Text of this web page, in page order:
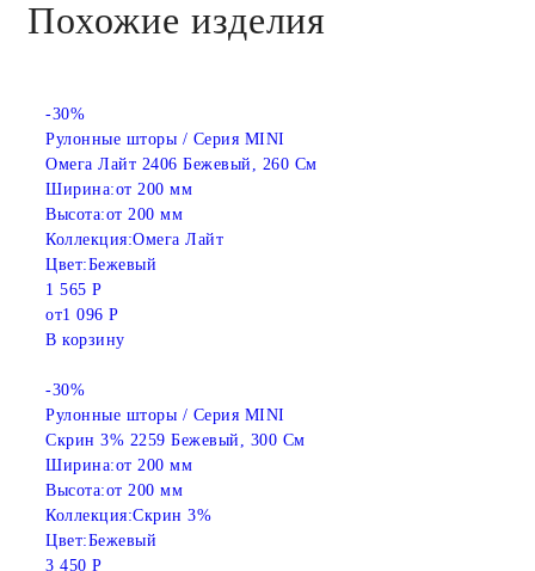
Похожие изделия
-30%
Рулонные шторы / Серия MINI
Омега Лайт 2406 Бежевый, 260 См
Ширина:от 200 мм
Высота:от 200 мм
Коллекция:Омега Лайт
Цвет:Бежевый
1 565 Р
от1 096 Р
В корзину
-30%
Рулонные шторы / Серия MINI
Скрин 3% 2259 Бежевый, 300 См
Ширина:от 200 мм
Высота:от 200 мм
Коллекция:Скрин 3%
Цвет:Бежевый
3 450 Р